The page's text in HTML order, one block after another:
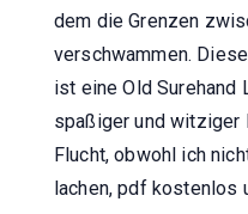
dem die Grenzen
verschwammen.
ist eine Old Surehand
spaßiger und
Flucht, obwohl ich
lachen, pdf kostenlos